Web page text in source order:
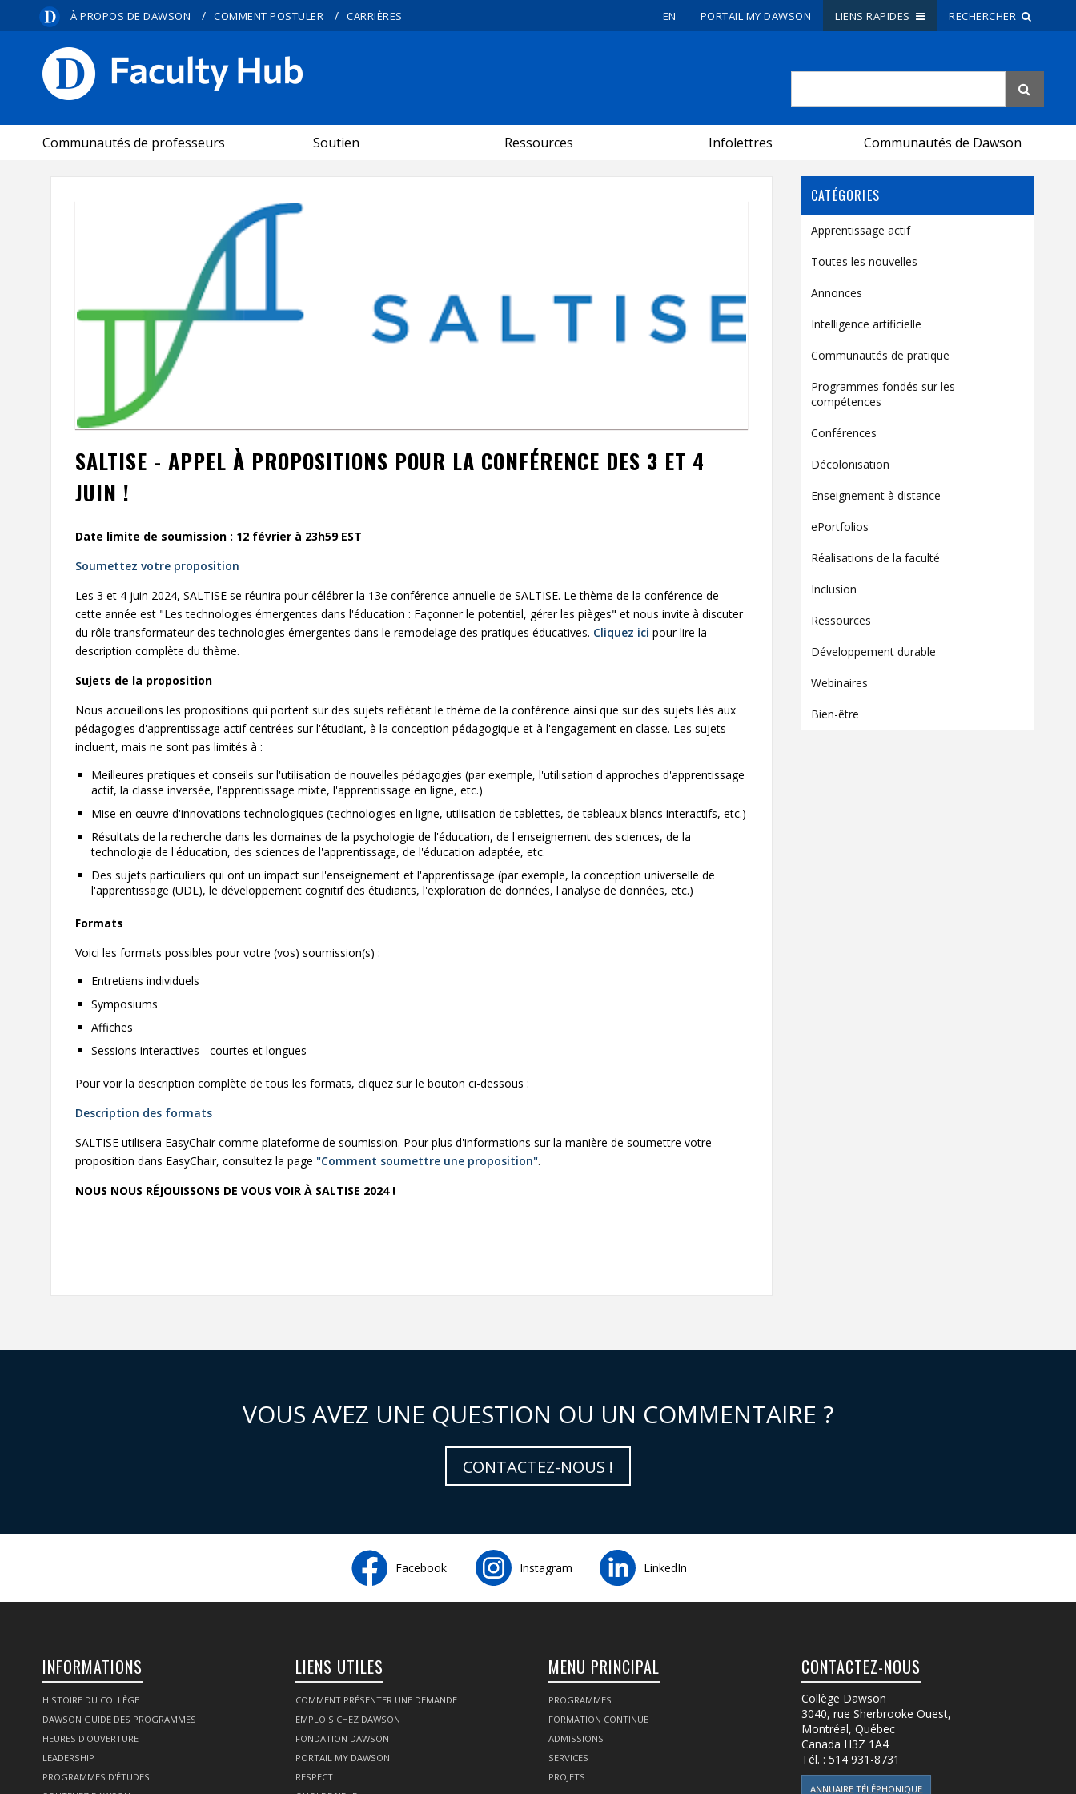
À PROPOS DE DAWSON / COMMENT POSTULER / CARRIÈRES EN PORTAIL MY DAWSON LIENS RAPIDES RECHERCHER
Communautés de professeurs Soutien Ressources Infolettres Communautés de Dawson
CATÉGORIES
Apprentissage actif
Toutes les nouvelles
Annonces
Intelligence artificielle
Communautés de pratique
Programmes fondés sur les
compétences
Conférences
Décolonisation
Enseignement à distance
ePortfolios
Réalisations de la faculté
Inclusion
Ressources
Développement durable
Webinaires
Bien-être
SALTISE - APPEL À PROPOSITIONS POUR LA CONFÉRENCE DES 3 ET 4
JUIN !
Date limite de soumission : 12 février à 23h59 EST
Soumettez votre proposition
Les 3 et 4 juin 2024, SALTISE se réunira pour célébrer la 13e conférence annuelle de SALTISE. Le thème de la conférence de
cette année est "Les technologies émergentes dans l'éducation : Façonner le potentiel, gérer les pièges" et nous invite à discuter
du rôle transformateur des technologies émergentes dans le remodelage des pratiques éducatives. Cliquez ici pour lire la
description complète du thème.
Sujets de la proposition
Nous accueillons les propositions qui portent sur des sujets reflétant le thème de la conférence ainsi que sur des sujets liés aux
pédagogies d'apprentissage actif centrées sur l'étudiant, à la conception pédagogique et à l'engagement en classe. Les sujets
incluent, mais ne sont pas limités à :
Meilleures pratiques et conseils sur l'utilisation de nouvelles pédagogies (par exemple, l'utilisation d'approches d'apprentissage
actif, la classe inversée, l'apprentissage mixte, l'apprentissage en ligne, etc.)
Mise en œuvre d'innovations technologiques (technologies en ligne, utilisation de tablettes, de tableaux blancs interactifs, etc.)
Résultats de la recherche dans les domaines de la psychologie de l'éducation, de l'enseignement des sciences, de la
technologie de l'éducation, des sciences de l'apprentissage, de l'éducation adaptée, etc.
Des sujets particuliers qui ont un impact sur l'enseignement et l'apprentissage (par exemple, la conception universelle de
l'apprentissage (UDL), le développement cognitif des étudiants, l'exploration de données, l'analyse de données, etc.)
Formats
Voici les formats possibles pour votre (vos) soumission(s) :
Entretiens individuels
Symposiums
Affiches
Sessions interactives - courtes et longues
Pour voir la description complète de tous les formats, cliquez sur le bouton ci-dessous :
Description des formats
SALTISE utilisera EasyChair comme plateforme de soumission. Pour plus d'informations sur la manière de soumettre votre
proposition dans EasyChair, consultez la page "Comment soumettre une proposition".
NOUS NOUS RÉJOUISSONS DE VOUS VOIR À SALTISE 2024 !
VOUS AVEZ UNE QUESTION OU UN COMMENTAIRE ?
CONTACTEZ-NOUS !
Facebook Instagram LinkedIn
INFORMATIONS
HISTOIRE DU COLLÈGE
DAWSON GUIDE DES PROGRAMMES
HEURES D'OUVERTURE
LEADERSHIP
PROGRAMMES D'ÉTUDES
LIENS UTILES
COMMENT PRÉSENTER UNE DEMANDE
EMPLOIS CHEZ DAWSON
FONDATION DAWSON
PORTAIL MY DAWSON
RESPECT
MENU PRINCIPAL
PROGRAMMES
FORMATION CONTINUE
ADMISSIONS
SERVICES
PROJETS
CONTACTEZ-NOUS
Collège Dawson
3040, rue Sherbrooke Ouest,
Montréal, Québec
Canada H3Z 1A4
Tél. : 514 931-8731
ANNUAIRE TÉLÉPHONIQUE
Recherche sur le site
portail My Dawson
Carrières
Liens rapides